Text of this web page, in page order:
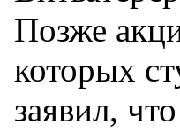
Позже
которых
заявил,